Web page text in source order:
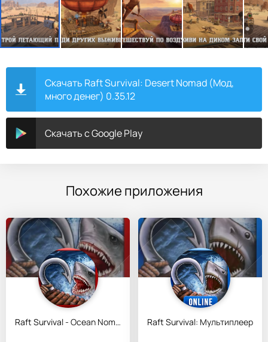
Скачать Raft Survival: Desert Nomad (Мод,
много денег) 0.35.12
Скачать с Google Play
Похожие приложения
Raft Survival - Ocean Nomad Raft Survival: Мультиплеер